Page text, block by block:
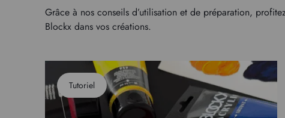
Grâce à nos conseils d’utilisation et de préparation,
Blockx dans vos créations.
Tutoriel